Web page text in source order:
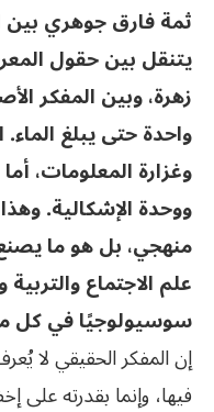
ثمة فارق جوهري
يتنقل بين حقول
زهرة، وبين المفكر
واحدة حتى يبلغ
وغزارة المعلومات،
ووحدة الإشكالية.
منهجي، بل هو ما
علم الاجتماع
سوسيولوجيًا في كل
إن المفكر الحقيقي لا
فيها، وإنما بقدرته على